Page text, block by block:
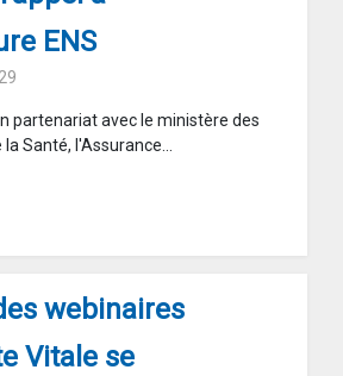
ENS
partenariat avec le ministère des
Santé, l'Assurance...
webinaires
Vitale se